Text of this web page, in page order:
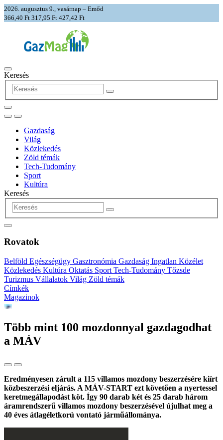
2026. augusztus 9., vasárnap – Emőd
366,40 Ft 317,95 Ft 427,42 Ft
Keresés
Gazdaság
Világ
Közlekedés
Zöld témák
Tech-Tudomány
Sport
Kultúra
Keresés
Rovatok
Belföld Egészségügy Gasztronómia Gazdaság Ingatlan Közélet
Közlekedés Kultúra Oktatás Sport Tech-Tudomány Tőzsde
Turizmus Vállalatok Világ Zöld témák
Címkék
Magazinok
Több mint 100 mozdonnyal gazdagodhat
a MÁV
Eredményesen zárult a 115 villamos mozdony beszerzésére kiírt
közbeszerzési eljárás. A MÁV-START ezt követően a nyertessel
keretmegállapodást köt. Így 90 darab két és 25 darab három
áramrendszerű villamos mozdony beszerzésével újulhat meg a
40 éves átlagéletkorú vontató járműállománya.